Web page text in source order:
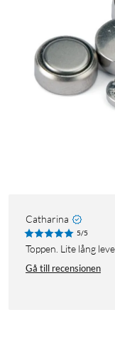
Catharina
5/5
Toppen. Lite lång
Gå till recensionen